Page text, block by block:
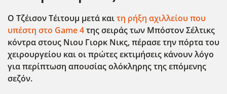
Ο Τζέισον Τέιτουμ μετά καιτη ρήξη αχιλλείου που
υπέστη στο Game 4της σειράς των Μπόστον Σέλτικς
κόντρα στους Νιου Γιορκ Νικς, πέρασε την πόρτα του
χειρουργείου και οι πρώτες εκτιμήσεις κάνουν λόγο
για περίπτωση απουσίας ολόκληρης της επόμενης
σεζόν.